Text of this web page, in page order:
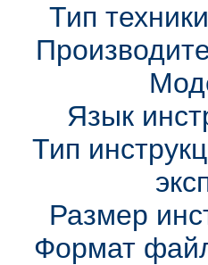
Тип
Язык
Тип
Размер
Формат